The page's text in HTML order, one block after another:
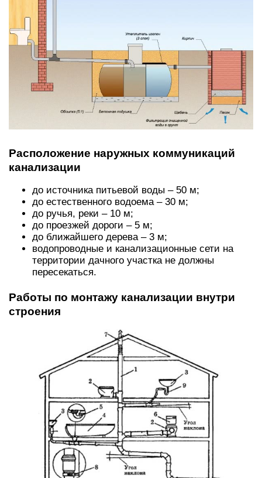
Расположение наружных коммуникаций
канализации
до источника питьевой воды – 50 м;
до естественного водоема – 30 м;
до ручья, реки – 10 м;
до проезжей дороги – 5 м;
до ближайшего дерева – 3 м;
водопроводные и канализационные сети на
территории дачного участка не должны
пересекаться.
Работы по монтажу канализации внутри
строения